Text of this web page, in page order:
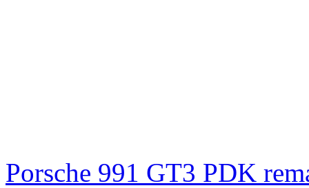
Porsche 991 GT3 PDK